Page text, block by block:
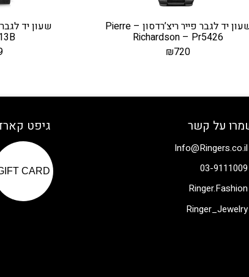
שעון יד לגבר פייר ריצ’רדסון – Pierre
Richardson – Pr5426
₪720
על קשר
Info@Ringers.co.il
03-9111009
Ringer.Fashion
Ringer_Jewelry
גיפט
CARD